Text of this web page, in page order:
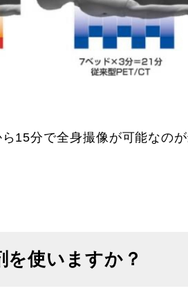
15分で全身撮像が可能なのが
を使いますか？